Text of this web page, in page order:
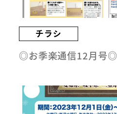
チラシ
◎お季楽通信12月号◎